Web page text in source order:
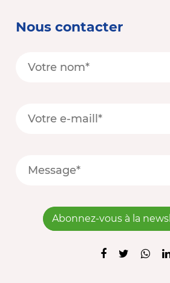
Nous contacter
Abonnez-vous à la